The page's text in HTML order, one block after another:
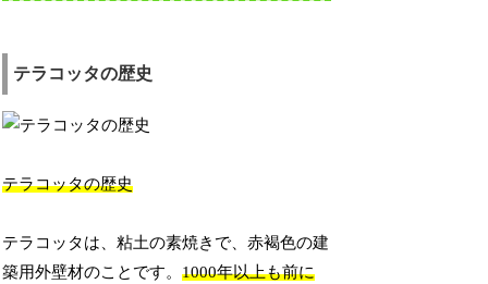
テラコッタの歴史
テラコッタの歴史
テラコッタは、粘土の素焼きで、赤褐色の建
築用外壁材のことです。1000年以上も前に